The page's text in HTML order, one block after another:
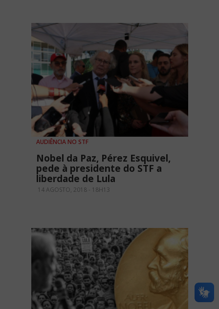
AUDIÊNCIA NO STF
Nobel da Paz, Pérez Esquivel,
pede à presidente do STF a
liberdade de Lula
14 AGOSTO, 2018 - 18H13